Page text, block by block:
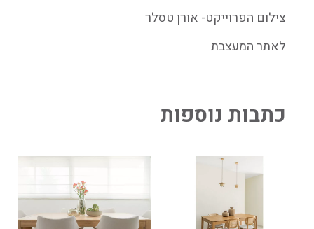
צילום הפרוייקט- אורן טסלר
לאתר המעצבת
כתבות נוספות